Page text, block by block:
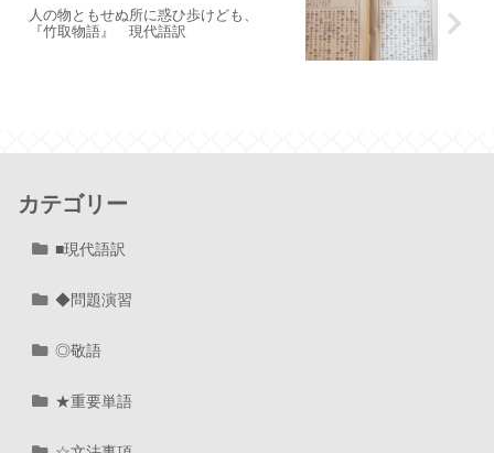
人の物ともせぬ所に惑ひ歩けども、
『竹取物語』 現代語訳
カテゴリー
■現代語訳
◆問題演習
◎敬語
★重要単語